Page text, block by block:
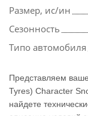
Размер, ис/ин
Сезонность
Типо автомобиля
Представляем
Tyres) Character
найдете